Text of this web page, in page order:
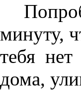
минуту,
тебя
дома,